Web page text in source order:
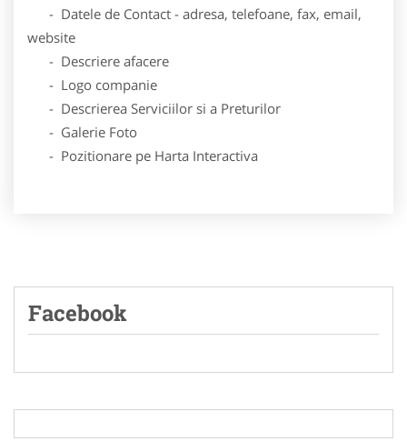
- Datele de Contact - adresa, telefoane, fax, email,
website
- Descriere afacere
- Logo companie
- Descrierea Serviciilor si a Preturilor
- Galerie Foto
- Pozitionare pe Harta Interactiva
Facebook